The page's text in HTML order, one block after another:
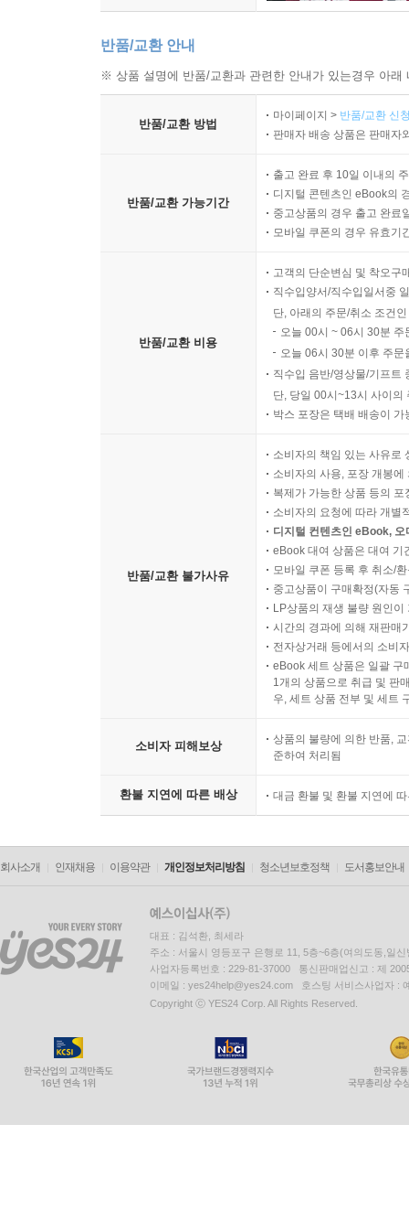
반품/교환 안내
※ 상품 설명에 반품/교환과 관련한 안내가 있는경우 아
반품/교환 방법
마이페이지 > 반품/교환 신
판매자 배송 상품은 판매자
반품/교환 가능기간
출고 완료 후 10일 이내의
디지털 콘텐츠인 eBook의
중고상품의 경우 출고 완료
모바일 쿠폰의 경우 유효기
반품/교환 비용
고객의 단순변심 및 착오구
직수입양서/직수입일서중
단, 아래의 주문/취소 조건
오늘 00시 ~ 06시 30분
오늘 06시 30분 이후 주
직수입 음반/영상물/기프트
단, 당일 00시~13시 사이의
박스 포장은 택배 배송이
반품/교환 불가사유
소비자의 책임 있는 사유로
소비자의 사용, 포장 개봉
복제가 가능한 상품 등의
소비자의 요청에 따라 개별
디지털 컨텐츠인 eBook,
eBook 대여 상품은 대여 기
모바일 쿠폰 등록 후 취소/
중고상품이 구매확정(자동
LP상품의 재생 불량 원인
시간의 경과에 의해 재판매
전자상거래 등에서의 소비
eBook 세트 상품은 일괄 구
1개의 상품으로 취급 및 판
우, 세트 상품 전부 및 세트
소비자 피해보상
상품의 불량에 의한 반품,
준하여 처리됨
환불 지연에 따른 배상 대금 환불 및 환불 지연에
회사소개 인재채용 이용약관 개인정보처리방침 청소년보호정책 도서홍보안내
대표 : 김석환, 최세라
주소 : 서울시 영등포구 은행로 11, 5층~6층(여의도동,일신
사업자등록번호 : 229-81-37000 통신판매업신고 : 제
이메일 : yes24help@yes24.com 호스팅 서비스사업자 :
Copyright ⓒ YES24 Corp. All Rights Reserved.